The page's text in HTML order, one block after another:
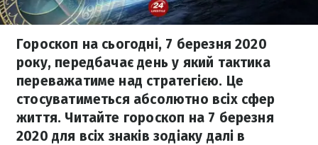
Гороскоп на сьогодні, 7 березня 2020
року, передбачає день у який тактика
переважатиме над стратегією. Це
стосуватиметься абсолютно всіх сфер
життя. Читайте гороскоп на 7 березня
2020 для всіх знаків зодіаку далі в